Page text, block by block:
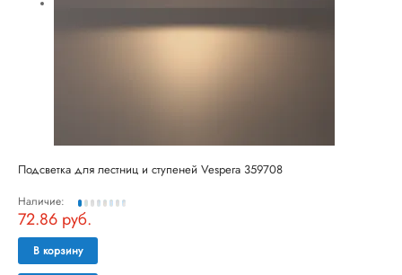
Подсветка для лестниц и ступеней Vespera 359708
Наличие:
72.86 руб.
В корзину